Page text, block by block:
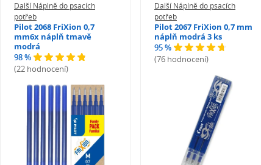
Další Náplně do psacích
potřeb
Pilot 2068 FriXion 0,7
mm6x náplň tmavě
modrá
98 %
(22 hodnocení)
Další Náplně do psacích
potřeb
Pilot 2067 FriXion 0,7 mm
náplň modrá 3 ks
95 %
(76 hodnocení)